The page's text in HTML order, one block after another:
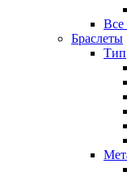
Все
Браслеты
Тип